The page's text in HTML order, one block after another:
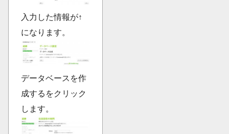
入力した情報が↑
になります。
データベースを作
成するをクリック
します。